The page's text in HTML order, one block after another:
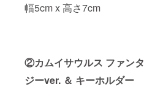
幅5cm x 高さ7cm
②カムイサウルス ファンタ
ジーver. ＆ キーホルダー